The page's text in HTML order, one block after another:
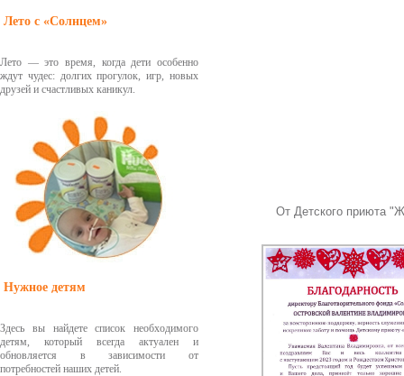
Лето с «Солнцем»
Лето — это время, когда дети особенно
ждут чудес: долгих прогулок, игр, новых
друзей и счастливых каникул.
Нужное детям
Здесь вы найдете список необходимого
детям, который всегда актуален и
обновляется в зависимости от
потребностей наших детей.
От Детского приюта